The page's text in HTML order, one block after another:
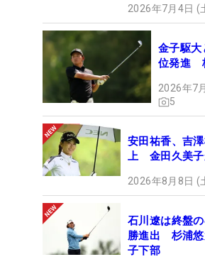
2026年7月4日 (
金子駆
位発進
2026年7
5
安田祐香、吉
上 金田久美子
2026年8月8日 (
石川遼は終盤
勝進出 杉浦悠
子下部